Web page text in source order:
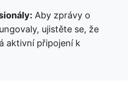
Aby zprávy o
ujistěte se, že
aktivní připojení k